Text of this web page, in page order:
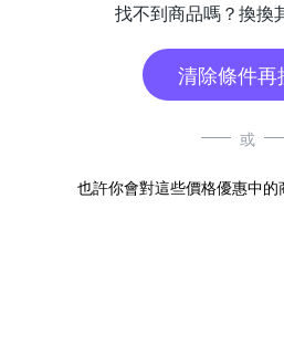
找不到商品嗎？換換
清除條件再
或
也許你會對這些價格優惠中的